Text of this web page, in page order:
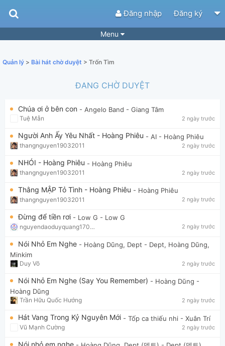
Đăng nhập Đăng ký
Menu
Tìm theo hợp âm Tải ứng dụng
Yêu cầu hợp âm
Khóa học
Tắt quảng cáo
Quản lý > Bài hát chờ duyệt > Trốn Tìm
ĐANG CHỜ DUYỆT
Chúa ơi ở bên con - Angelo Band - Giang Tâm
Tuệ Mẫn 2 ngày trước
Người Anh Ấy Yêu Nhất - Hoàng Phiêu - AI - Hoàng Phiêu
thangnguyen19032011 2 ngày trước
NHÓI - Hoàng Phiêu - Hoàng Phiêu
thangnguyen19032011 2 ngày trước
Thằng MẬP Tỏ Tình - Hoàng Phiêu - Hoàng Phiêu
thangnguyen19032011 2 ngày trước
Đừng để tiền rơi - Low G - Low G
nguyendaoduyquang17021 2 ngày trước
Nói Nhỏ Em Nghe - Hoàng Dũng, Dept - Dept, Hoàng Dũng,
Minkim
Duy Võ 2 ngày trước
Nói Nhỏ Em Nghe (Say You Remember) - Hoàng Dũng -
Hoàng Dũng
Trần Hữu Quốc Hướng 2 ngày trước
Hát Vang Trong Kỷ Nguyên Mới - Tốp ca thiếu nhi - Xuân Trí
Vũ Mạnh Cường 2 ngày trước